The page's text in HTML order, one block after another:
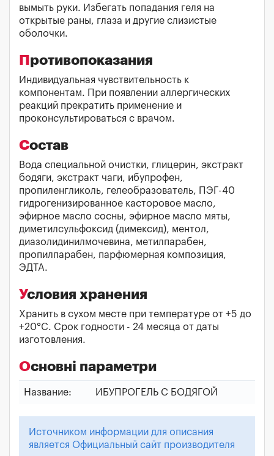
вымыть руки. Избегать попадания геля на
открытые раны, глаза и другие слизистые
оболочки.
Противопоказания
Индивидуальная чувствительность к
компонентам. При появлении аллергических
реакций прекратить применение и
проконсультироваться с врачом.
Состав
Вода специальной очистки, глицерин, экстракт
бодяги, экстракт чаги, ибупрофен,
пропиленгликоль, гелеобразователь, ПЭГ-40
гидрогенизированное касторовое масло,
эфирное масло сосны, эфирное масло мяты,
диметилсульфоксид (димексид), ментол,
диазолидинилмочевина, метилпарабен,
пропилпарабен, парфюмерная композиция,
ЭДТА.
Условия хранения
Хранить в сухом месте при температуре от +5 до
+20°С. Срок годности - 24 месяца от даты
изготовления.
Основні параметри
Название: ИБУПРОГЕЛЬ С БОДЯГОЙ
Источником информации для описания
является Официальный сайт производителя